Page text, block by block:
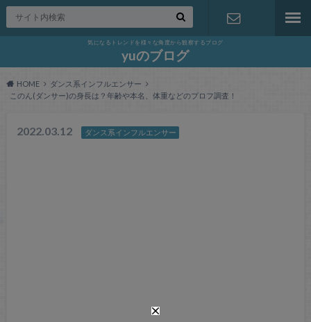
気になるトレンドを様々な角度から観察するブログ
yuのブログ
HOME
ダンス系インフルエンサー
このん(ダンサー)の身長は？年齢や本名、体重などのプロフ調査！
2022.03.12 ダンス系インフルエンサー